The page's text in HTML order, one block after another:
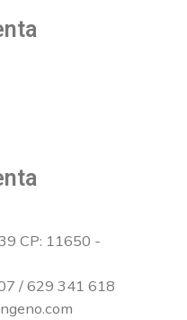
CP: 11650 -
/ 629 341 618